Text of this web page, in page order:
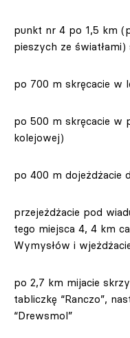
punkt nr 4 po 1,5 km
pieszych ze
po 700 m skręcacie w
po 500 m skręcacie w
kolejowej)
po 400 m dojeżdżacie
przejeżdżacie pod
tego miejsca 4, 4 km
Wymysłów i
po 2,7 km mijacie
tabliczkę “Ranczo”,
“Drewsmol”